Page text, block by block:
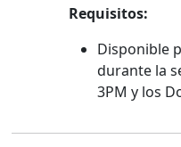
Requisitos:
Disponible
durante la
3PM y los